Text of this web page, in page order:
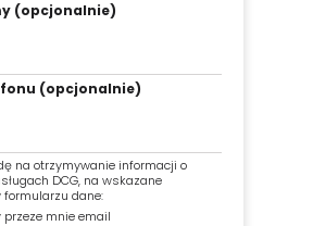
(opcjonalnie)
(opcjonalnie)
na otrzymywanie informacji o
DCG, na wskazane
formularzu dane:
przeze mnie email